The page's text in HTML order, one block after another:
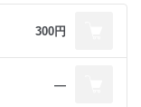
300円
―